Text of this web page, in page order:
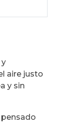
aire justo
y sin